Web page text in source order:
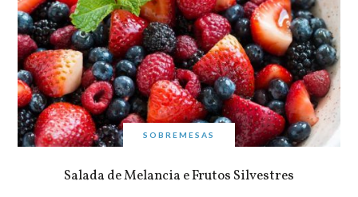
SOBREMESAS
Salada de Melancia e Frutos Silvestres